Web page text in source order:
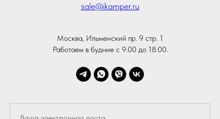
sale@ikamper.ru
Москва, Ильменский пр. 9 стр. 1
Работаем в будние с 9:00 до 18:00.